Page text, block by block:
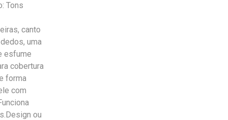
Tons
canto
uma
esfume
cobertura
forma
com
ou